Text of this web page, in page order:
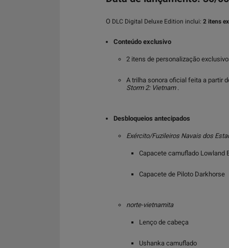
O DLC Digital Deluxe Edition inclui: 2 itens
Conteúdo exclusivo
2 itens de personalização
A trilha sonora oficial feita a partir
Storm 2: Vietnam.
Desbloqueios antecipados
Exército/Fuzileiros Navais dos
Capacete camuflado Lowland
Capacete de Piloto Darkhorse
norte-vietnamita
Lenço de cabeça
Ushanka camuflado